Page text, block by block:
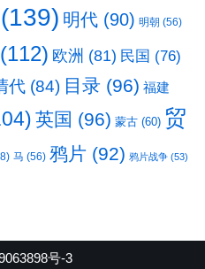
(139) 明代 (90) 明朝 (56)
(112) 欧洲 (81) 民国 (76)
代 (84) 目录 (96) 福建
英国 (96) 蒙古 (60) 贸
马 (56) 鸦片 (92) 鸦片战争 (53)
号-3